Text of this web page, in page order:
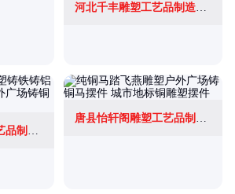
河北千丰雕塑工艺品制造有限公司
河北昌宝祥雕塑工艺品制造有限公司
唐县怡轩阁雕塑工艺品制造有限公司